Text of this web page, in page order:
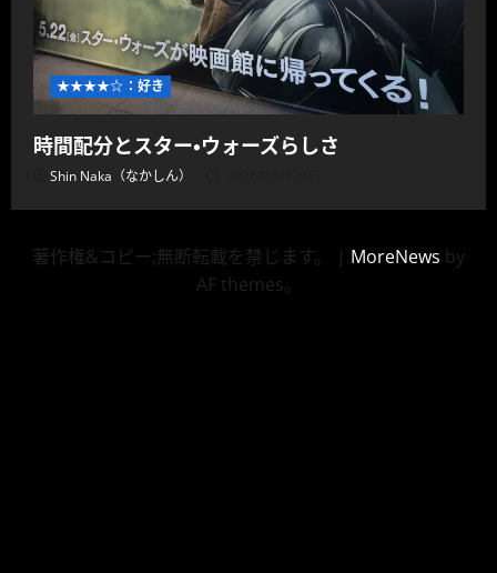
★★★★☆：好き
時間配分とスター・ウォーズらしさ
Shin Naka（なかしん）
著作権&コピー;無断転載を禁じます。 | MoreNews by
AF themes。